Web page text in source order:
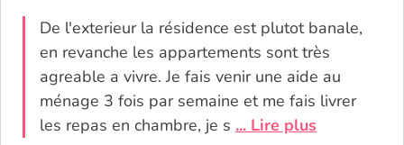
De l'exterieur la résidence est plutot banale,
en revanche les appartements sont très
agreable a vivre. Je fais venir une aide au
ménage 3 fois par semaine et me fais livrer
les repas en chambre, je s ... Lire plus